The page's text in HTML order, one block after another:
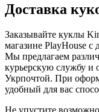
Доставка
Заказывайте куклы
магазине PlayHouse с
Мы предлагаем
курьерскую службу и
Укрпочтой. При
удобный для вас